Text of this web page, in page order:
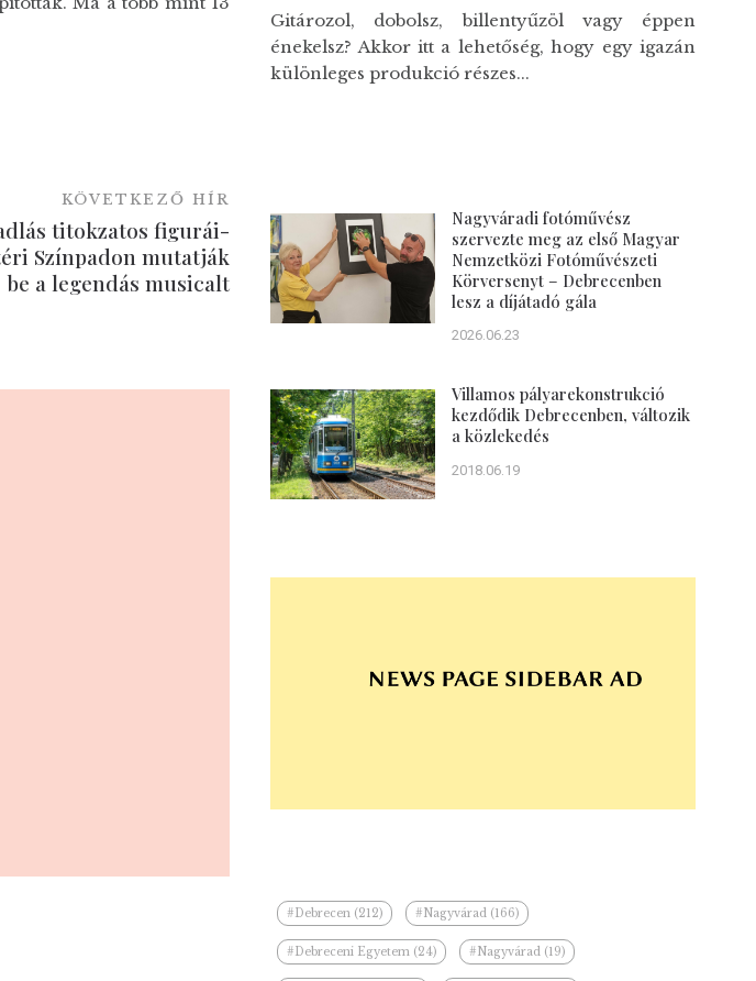
KÖVETKEZŐ HÍR
titokzatos figurái-
Színpadon mutatják
be a legendás musicalt
Gitározol, dobolsz, billentyűzöl vagy éppen
énekelsz? Akkor itt a lehetőség, hogy egy igazán
különleges produkció részes...
Nagyváradi fotóművész
szervezte meg az első Magyar
Nemzetközi Fotóművészeti
Körversenyt – Debrecenben
lesz a díjátadó gála
2026.06.23
Villamos pályarekonstrukció
kezdődik Debrecenben, változik
a közlekedés
2018.06.19
#Debrecen (212) #Nagyvárad (166)
#Debreceni Egyetem (24) #Nagyvárad (19)